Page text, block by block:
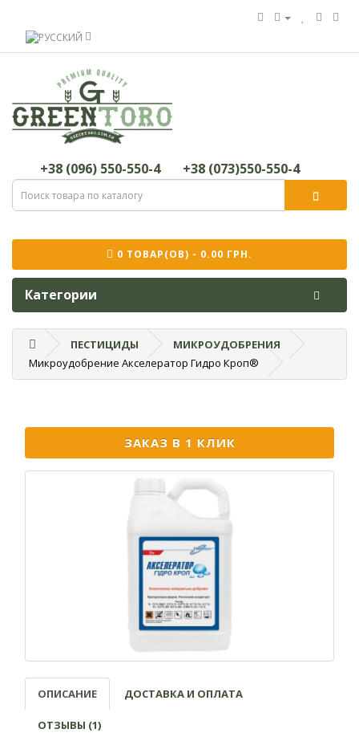
+38 (096) 550-550-4 +38 (073)550-550-4
0 ТОВАР(ОВ) - 0.00 ГРН.
Категории
ПЕСТИЦИДЫ
МИКРОУДОБРЕНИЯ
Микроудобрение Акселератор Гидро Кроп®
ЗАКАЗ В 1 КЛИК
ОПИСАНИЕ ДОСТАВКА И ОПЛАТА
ОТЗЫВЫ (1)